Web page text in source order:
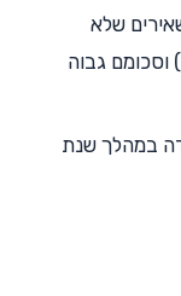
שלא
וסכומם גבוה
במהלך שנת